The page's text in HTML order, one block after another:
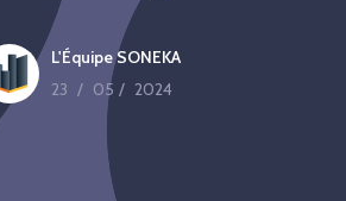
L'Équipe SONEKA
23 / 05 / 2024